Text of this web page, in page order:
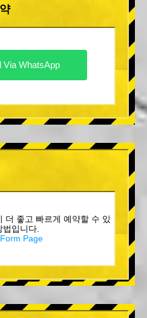
더 좋고 빠르게 예약할 수 있
법입니다.
Page